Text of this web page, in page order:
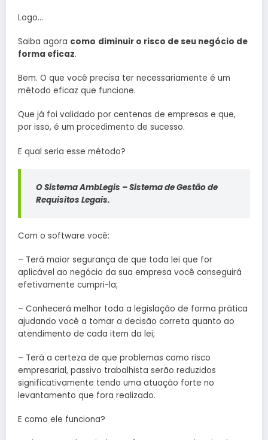
Logo…
Saiba agora como diminuir o risco de seu negócio de
forma eficaz.
Bem. O que você precisa ter necessariamente é um
método eficaz que funcione.
Que já foi validado por centenas de empresas e que,
por isso, é um procedimento de sucesso.
E qual seria esse método?
O Sistema AmbLegis – Sistema de Gestão de
Requisitos Legais.
Com o software você:
– Terá maior segurança de que toda lei que for
aplicável ao negócio da sua empresa você conseguirá
efetivamente cumpri-la;
– Conhecerá melhor toda a legislação de forma prática
ajudando você a tomar a decisão correta quanto ao
atendimento de cada item da lei;
– Terá a certeza de que problemas como risco
empresarial, passivo trabalhista serão reduzidos
significativamente tendo uma atuação forte no
levantamento que fora realizado.
E como ele funciona?